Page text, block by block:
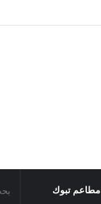
مطاعم تبوك